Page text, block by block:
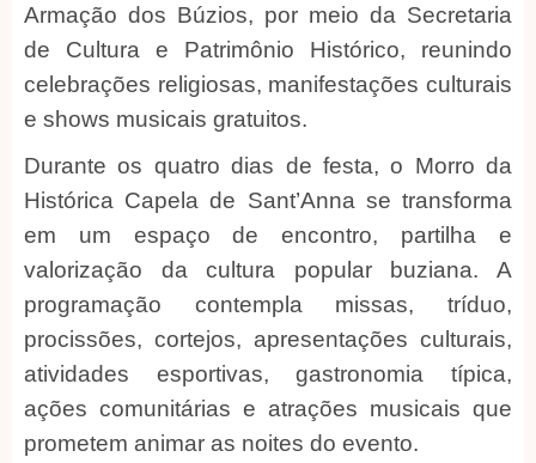
Armação dos Búzios, por meio da Secretaria
de Cultura e Patrimônio Histórico, reunindo
celebrações religiosas, manifestações culturais
e shows musicais gratuitos.
Durante os quatro dias de festa, o Morro da
Histórica Capela de Sant’Anna se transforma
em um espaço de encontro, partilha e
valorização da cultura popular buziana. A
programação contempla missas, tríduo,
procissões, cortejos, apresentações culturais,
atividades esportivas, gastronomia típica,
ações comunitárias e atrações musicais que
prometem animar as noites do evento.